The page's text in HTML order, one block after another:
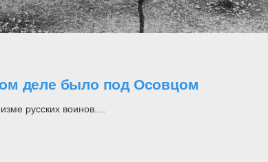
деле было под Осовцом
русских воинов....